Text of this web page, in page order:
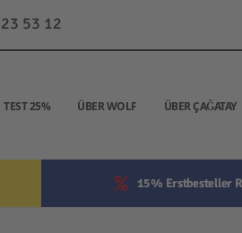
53 12
TEST 25% ÜBER WOLF ÜBER ÇAĞATAY
15% Erstbesteller